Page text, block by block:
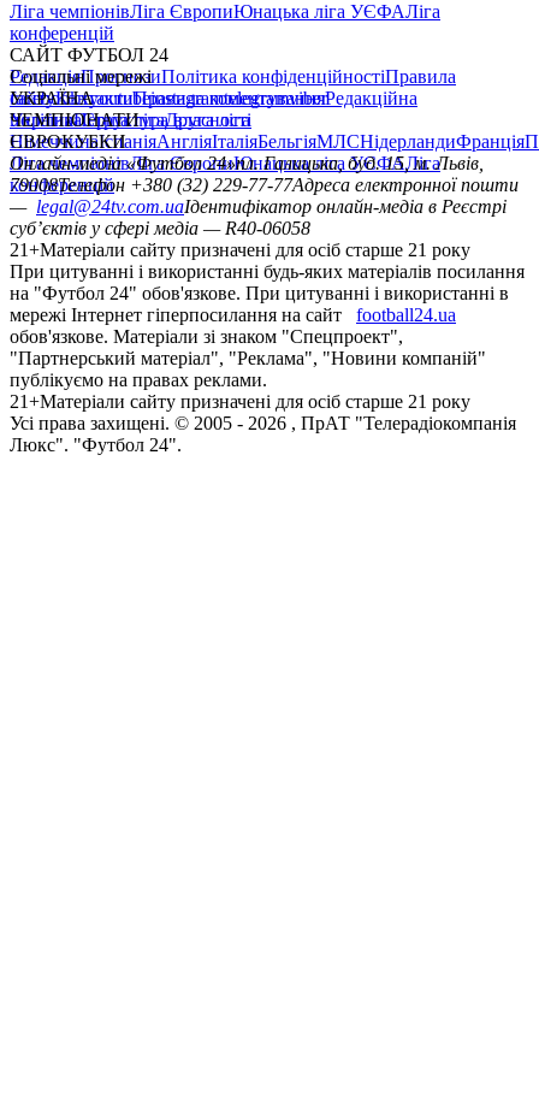
Ліга чемпіонівЛіга ЄвропиЮнацька ліга УЄФАЛіга
конференцій
САЙТ ФУТБОЛ 24
РедакціяПрогнозиПолітика конфіденційностіПравила
сайтуКонтактиПравила коментуванняРедакційна
політикаСтруктура власності
Соціальні мережі
facebookxyoutubeinstagramtelegramviber
УКРАЇНА
УкраїнаПерша лігаДруга ліга
ЧЕМПІОНАТИ
НімеччинаІспаніяАнгліяІталіяБельгіяМЛСНідерландиФранція
ЄВРОКУБКИ
Ліга чемпіонівЛіга ЄвропиЮнацька ліга УЄФАЛіга
конференцій
Онлайн-медіа «Футбол 24»пл. Галицька, буд. 15, м. Львів,
79008Телефон +380 (32) 229-77-77Адреса електронної пошти
— legal@24tv.com.uaІдентифікатор онлайн-медіа в Реєстрі
суб’єктів у сфері медіа — R40-06058
21+Матеріали сайту призначені для осіб старше 21 року
При цитуванні і використанні будь-яких матеріалів посилання
на "Футбол 24" обов'язкове. При цитуванні і використанні в
мережі Інтернет гіперпосилання на сайт
football24.ua
обов'язкове. Матеріали зі знаком "Спецпроект",
"Партнерський матеріал", "Реклама", "Новини компаній"
публікуємо на правах реклами.
21+Матеріали сайту призначені для осіб старше 21 року
Усi права захищенi. © 2005 - 2026 , ПрАТ "Телерадіокомпанія
Люкс". "Футбол 24".